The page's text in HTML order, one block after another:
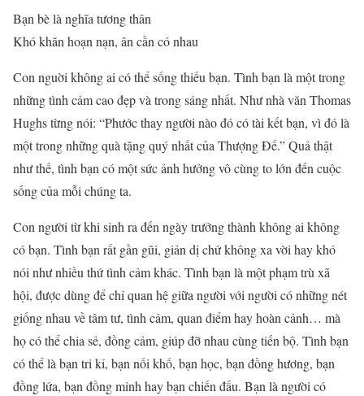
Bạn bè là nghĩa tương thân
Khó khăn hoạn nạn, ân cần có nhau
Con nguời không ai có thể sống thiếu bạn. Tình bạn là một trong
những tình cảm cao đẹp và trong sáng nhất. Như nhà văn Thomas
Hughs từng nói: “Phước thay người nào đó có tài kết bạn, vì đó là
một trong những quà tặng quý nhất của Thượng Đế.” Quả thật
như thế, tình bạn có một sức ảnh hưởng vô cùng to lớn đến cuộc
sống của mỗi chúng ta.
Con người từ khi sinh ra đến ngày trưởng thành không ai không
có bạn. Tình bạn rất gần gũi, giản dị chứ không xa vời hay khó
nói như nhiều thứ tình cảm khác. Tình bạn là một phạm trù xã
hội, được dùng để chỉ quan hệ giữa người với người có những nét
giống nhau về tâm tư, tình cảm, quan điểm hay hoàn cảnh… mà
họ có thể chia sẻ, đồng cảm, giúp đỡ nhau cùng tiến bộ. Tình bạn
có thể là bạn tri kỉ, bạn nối khố, bạn học, bạn đồng hương, bạn
đồng lứa, bạn đồng minh hay bạn chiến đấu. Bạn là người có